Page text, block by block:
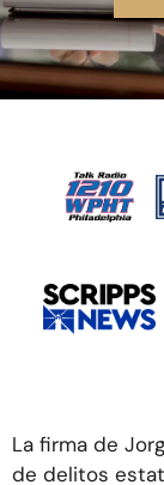
La firma de
de delitos